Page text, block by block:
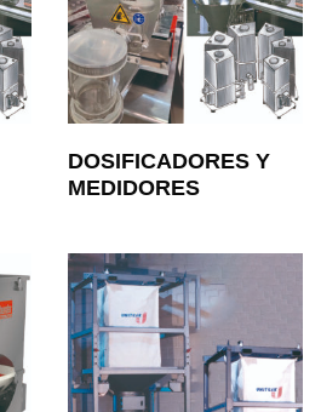
DOSIFICADORES Y
MEDIDORES